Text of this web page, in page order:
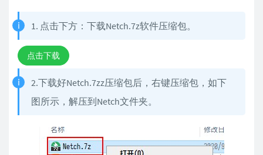
1. 点击下方：下载Netch.7z软件压缩包。
点击下载
2.下载好Netch.7zz压缩包后，右键压缩包，如下
图所示，解压到Netch文件夹。